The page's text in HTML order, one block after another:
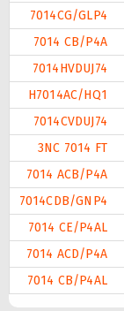
7014CG/GLP4
7014 CB/P4A
7014HVDUJ74
H7014AC/HQ1
7014CVDUJ74
3NC 7014 FT
7014 ACB/P4A
7014CDB/GNP4
7014 CE/P4AL
7014 ACD/P4A
7014 CB/P4AL